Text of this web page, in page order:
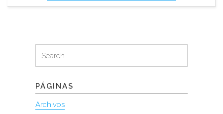
for:
Search
PÁGINAS
Archivos